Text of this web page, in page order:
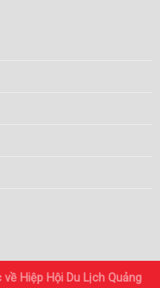
về Hiệp Hội Du Lịch Quảng